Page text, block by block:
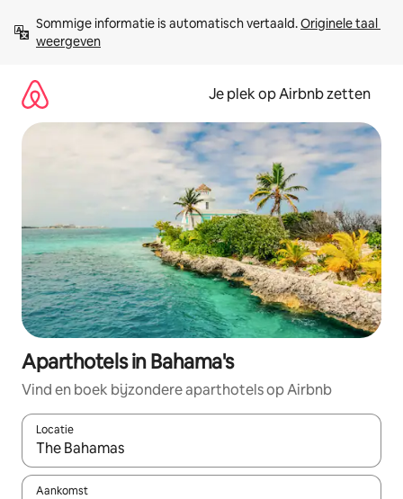
direct
naar
Sommige informatie is automatisch vertaald. Originele taal
weergeven
Je plek op Airbnb zetten
Aparthotels in Bahama's
Vind en boek bijzondere aparthotels op Airbnb
Locatie
Wanneer er resultaten beschikbaar zijn, maak je een keuze
Aankomst